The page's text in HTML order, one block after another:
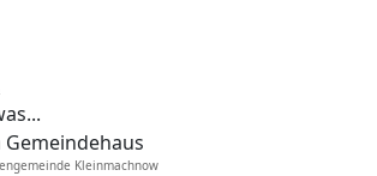
Kleinmachnow